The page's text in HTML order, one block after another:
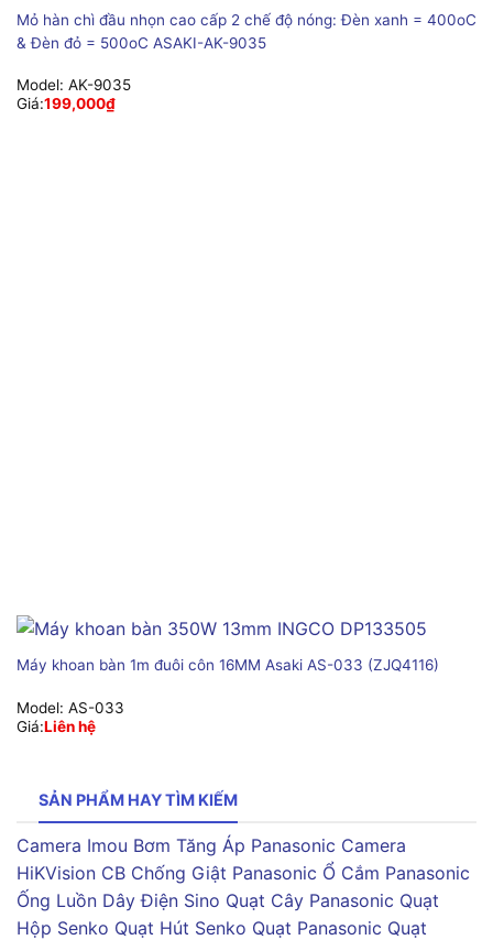
Mỏ hàn chì đầu nhọn cao cấp 2 chế độ nóng: Đèn xanh = 400oC
& Đèn đỏ = 500oC ASAKI-AK-9035
Model: AK-9035
Giá:199,000₫
Máy khoan bàn 1m đuôi côn 16MM Asaki AS-033 (ZJQ4116)
Model: AS-033
Giá:Liên hệ
SẢN PHẨM HAY TÌM KIẾM
Camera Imou Bơm Tăng Áp Panasonic Camera
HiKVision CB Chống Giật Panasonic Ổ Cắm Panasonic
Ống Luồn Dây Điện Sino Quạt Cây Panasonic Quạt
Hộp Senko Quạt Hút Senko Quạt Panasonic Quạt